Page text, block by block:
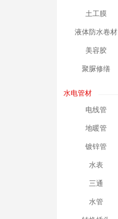
土工膜
液体防水卷材
美容胶
聚脲修缮
水电管材
电线管
地暖管
镀锌管
水表
三通
水管